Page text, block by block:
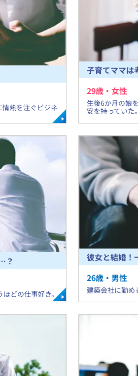
熱を注ぐビジネ
子育てママは
29歳・ 女性
生後6か月の娘
安を持っていた。
？
ほどの仕事好き。
彼女と結婚！
26歳・ 男性
建築会社に勤め